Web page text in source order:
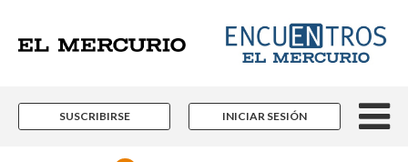
SUSCRIBIRSE INICIAR SESIÓN